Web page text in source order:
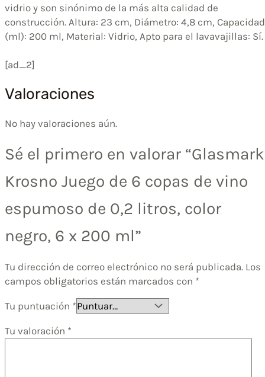
vidrio y son sinónimo de la más alta calidad de
construcción. Altura: 23 cm, Diámetro: 4,8 cm, Capacidad
(ml): 200 ml, Material: Vidrio, Apto para el lavavajillas: Sí.
[ad_2]
Valoraciones
No hay valoraciones aún.
Sé el primero en valorar “Glasmark
Krosno Juego de 6 copas de vino
espumoso de 0,2 litros, color
negro, 6 x 200 ml”
Tu dirección de correo electrónico no será publicada. Los
campos obligatorios están marcados con *
Tu puntuación *
Tu valoración *